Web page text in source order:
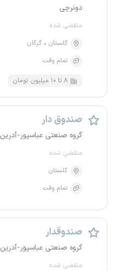
دونرچی
منقضی شده
گلستان
گرگان
تمام وقت
۸ تا ۱۰ میلیون تومان
صندوق دار
گروه صنعتی عباسپور-آدرین
منقضی شده
گلستان
تمام وقت
صندوقدار
گروه صنعتی عباسپور-آدرین
منقضی شده